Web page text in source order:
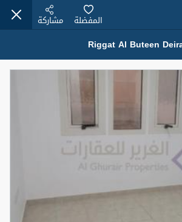
Modern Renovated Unit Near
1
70.03
Riggat Al Buteen
المفضلة مشاركة